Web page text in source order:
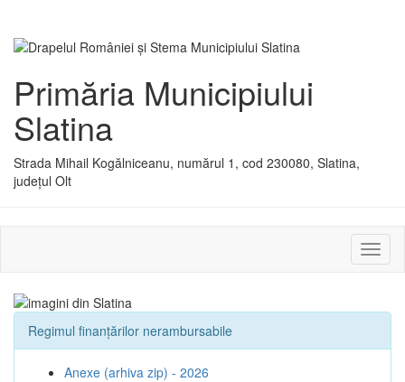
Primăria Municipiului
Slatina
Strada Mihail Kogălniceanu, numărul 1, cod 230080, Slatina,
județul Olt
sau
Regimul finanțărilor nerambursabile
Anexe (arhiva zip) - 2026